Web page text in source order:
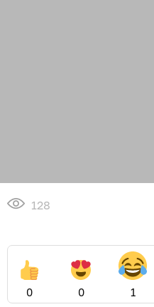
128
0 0 1